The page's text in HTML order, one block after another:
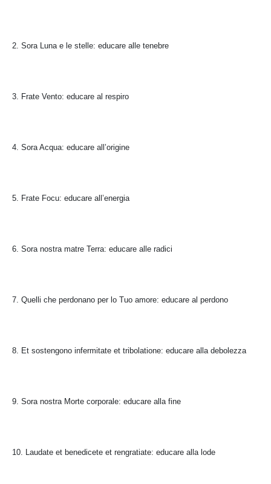
2. Sora Luna e le stelle: educare alle tenebre
3. Frate Vento: educare al respiro
4. Sora Acqua: educare all’origine
5. Frate Focu: educare all’energia
6. Sora nostra matre Terra: educare alle radici
7. Quelli che perdonano per lo Tuo amore: educare al perdono
8. Et sostengono infermitate et tribolatione: educare alla debolezza
9. Sora nostra Morte corporale: educare alla fine
10. Laudate et benedicete et rengratiate: educare alla lode